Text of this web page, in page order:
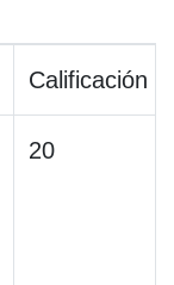
Calificación
20